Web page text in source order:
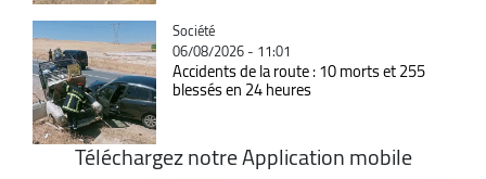
Catégorie
Société
06/08/2026 - 11:01
Accidents de la route : 10 morts et 255
blessés en 24 heures
Téléchargez notre Application mobile